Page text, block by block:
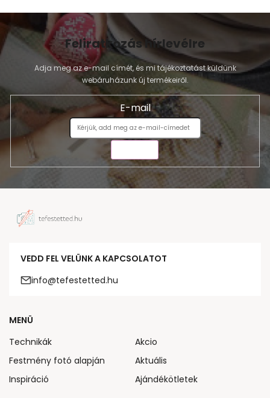
Feliratkozás hírlevélre
Adja meg az e-mail címét, és mi tájékoztatást küldünk
webáruházunk új termékeiről.
E-mail
VEDD FEL VELÜNK A KAPCSOLATOT
info@tefestetted.hu
MENÜ
Technikák
Festmény fotó alapján
Inspiráció
Akcio
Aktuális
Ajándékötletek